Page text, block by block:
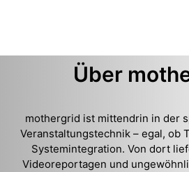
Über
mothergrid ist mittendrin in der
Veranstaltungstechnik – egal, ob
Systemintegration. Von dort
Videoreportagen und